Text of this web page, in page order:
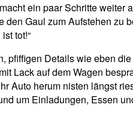
ein paar Schritte weiter
den Gaul zum Aufstehen zu
tot!“
pfiffigen Details wie eben
Lack auf dem Wagen
Auto herum nisten längst
um Einladungen, Essen